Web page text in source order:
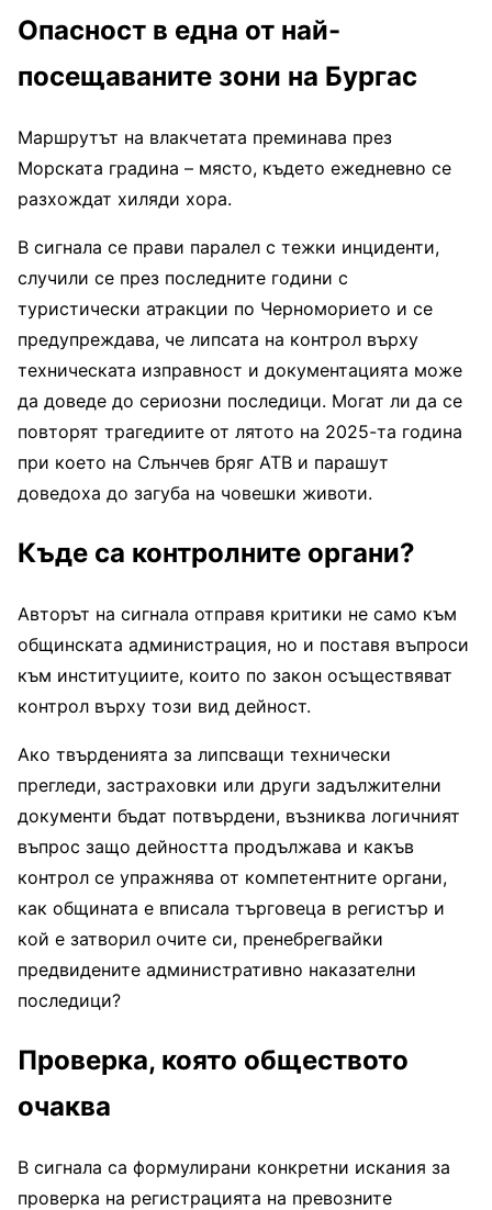
Опасност в една от най-
посещаваните зони на Бургас
Маршрутът на влакчетата преминава през
Морската градина – място, където ежедневно се
разхождат хиляди хора.
В сигнала се прави паралел с тежки инциденти,
случили се през последните години с
туристически атракции по Черноморието и се
предупреждава, че липсата на контрол върху
техническата изправност и документацията може
да доведе до сериозни последици. Могат ли да се
повторят трагедиите от лятото на 2025-та година
при което на Слънчев бряг АТВ и парашут
доведоха до загуба на човешки животи.
Къде са контролните органи?
Авторът на сигнала отправя критики не само към
общинската администрация, но и поставя въпроси
към институциите, които по закон осъществяват
контрол върху този вид дейност.
Ако твърденията за липсващи технически
прегледи, застраховки или други задължителни
документи бъдат потвърдени, възниква логичният
въпрос защо дейността продължава и какъв
контрол се упражнява от компетентните органи,
как общината е вписала търговеца в регистър и
кой е затворил очите си, пренебрегвайки
предвидените административно наказателни
последици?
Проверка, която обществото
очаква
В сигнала са формулирани конкретни искания за
проверка на регистрацията на превозните